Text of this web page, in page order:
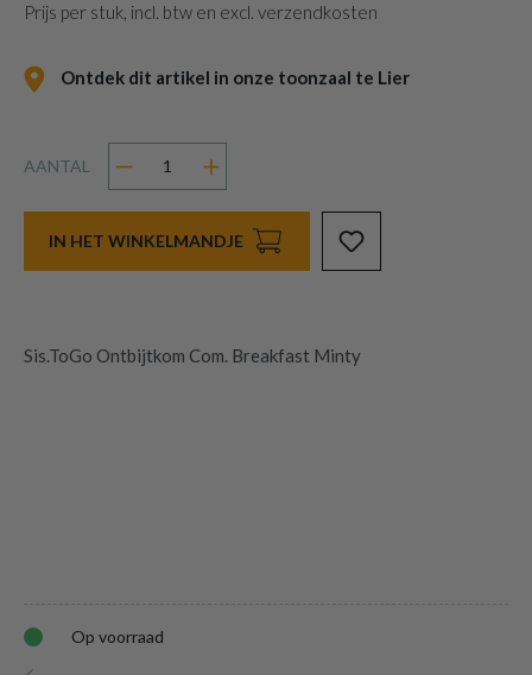
Prijs per stuk, incl. btw en excl. verzendkosten
Ontdek dit artikel in onze toonzaal te Lier
AANTAL
IN HET WINKELMANDJE
Sis.ToGo Ontbijtkom Com. Breakfast Minty
Op voorraad